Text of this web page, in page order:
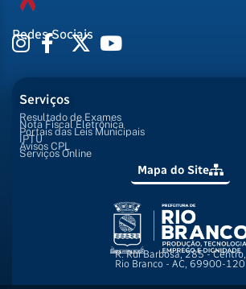
Redes Sociais
Serviços
Resultado de Exames
Nota Fiscal Eletrônica
Portais das Leis Municipais
IPTU
Avisos CPL
Serviços Online
Mapa do Site
R. Rui Barbosa, 285 - Centro,
Rio Branco - AC, 69900-120